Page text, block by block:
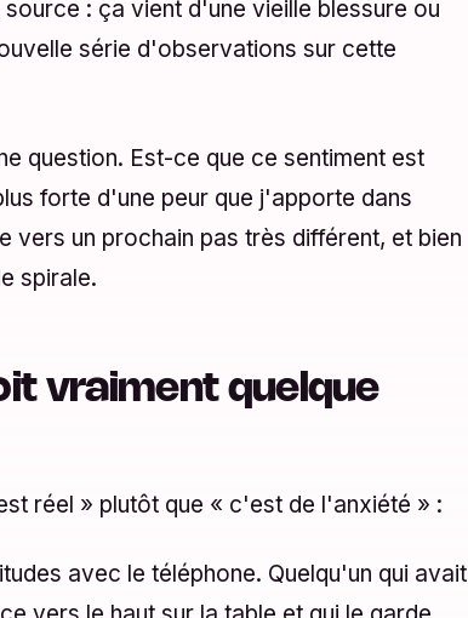
: ça vient d'une vieille blessure ou
série d'observations sur cette
question. Est-ce que ce sentiment est
forte d'une peur que j'apporte dans
vers un prochain pas très différent, et bien
spirale.
vraiment quelque
réel » plutôt que « c'est de l'anxiété » :
avec le téléphone. Quelqu'un qui avait